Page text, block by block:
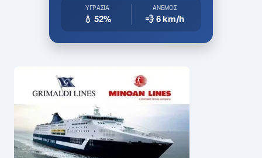
ΥΓΡΑΣΊΑ
💧 52%
ΆΝΕΜΟΣ
💨 6km/h